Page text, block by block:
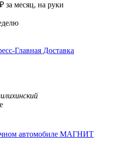
₽ за месяц, на руки
Главная Доставка
автомобиле МАГНИТ